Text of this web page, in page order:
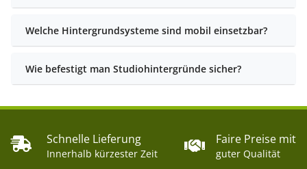
Welche Hintergrundsysteme sind mobil einsetzbar?
Wie befestigt man Studiohintergründe sicher?
Schnelle Lieferung
Innerhalb kürzester Zeit
Faire Preise mit
guter Qualität